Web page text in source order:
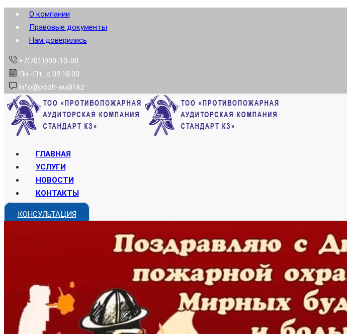
О компании
Правовые документы
Нам доверились
+7(701)990-10-00
Пн.-Пт. с 09:18:00
info@pozh-audit.kz
ГЛАВНАЯ
УСЛУГИ
НОВОСТИ
КОНТАКТЫ
КОНСУЛЬТАЦИЯ